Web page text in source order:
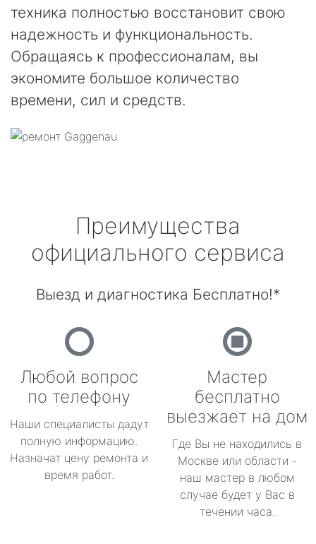
техника полностью восстановит свою
надежность и функциональность.
Обращаясь к профессионалам, вы
экономите большое количество
времени, сил и средств.
Преимущества
официального сервиса
Выезд и диагностика Бесплатно!*
Любой вопрос
по телефону
Наши специалисты дадут
полную информацию.
Назначат цену ремонта и
время работ.
Мастер
бесплатно
выезжает на дом
Где Вы не находились в
Москве или области -
наш мастер в любом
случае будет у Вас в
течении часа.